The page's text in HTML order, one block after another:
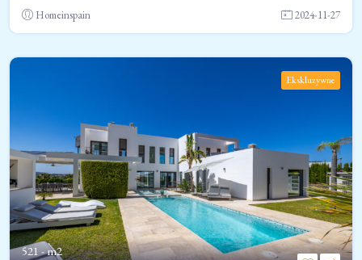
Homeinspain 2024-11-27
Ekskluzywne
521 - m2